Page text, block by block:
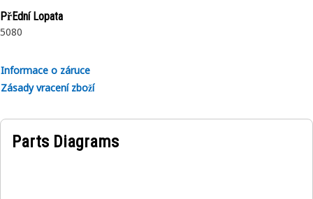
PřEdní Lopata
5080
Informace o záruce
Zásady vracení zboží
Parts Diagrams